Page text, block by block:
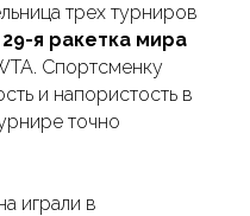
трех турниров
29-я ракетка мира
Спортсменку
и напористость в
точно
играли в